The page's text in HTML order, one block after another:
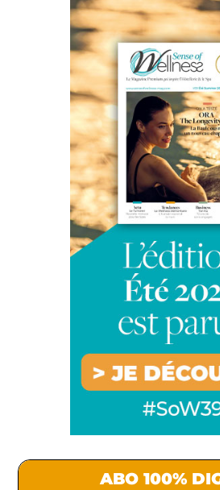
ABO 100%